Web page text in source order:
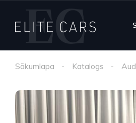
Sākumlapa Katalogs